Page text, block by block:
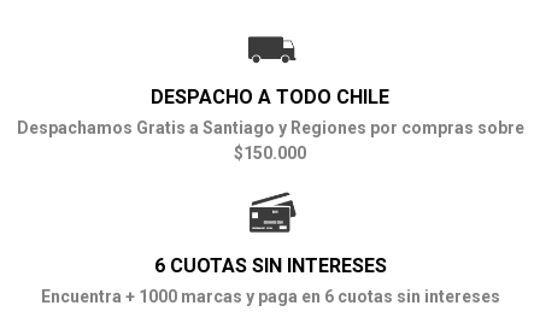
DESPACHO A TODO CHILE
Despachamos Gratis a Santiago y Regiones por compras sobre
$150.000
6 CUOTAS SIN INTERESES
Encuentra + 1000 marcas y paga en 6 cuotas sin intereses